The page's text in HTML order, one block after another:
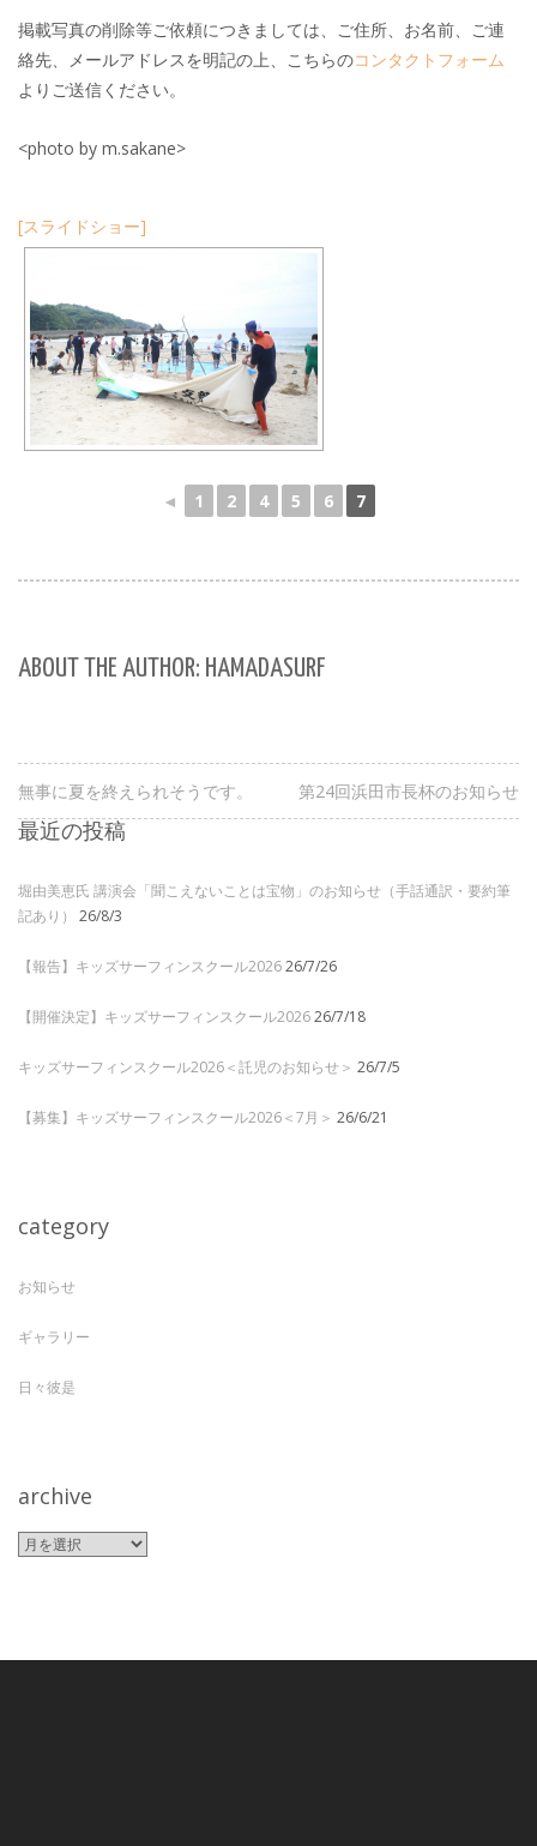
掲載写真の削除等ご依頼につきましては、ご住所、お名前、ご連
絡先、メールアドレスを明記の上、こちらのコンタクトフォーム
よりご送信ください。
<photo by m.sakane>
[スライドショー]
◄ 1 2 4 5 6 7
ABOUT THE AUTHOR: HAMADASURF
無事に夏を終えられそうです。 第24回浜田市長杯のお知らせ
最近の投稿
堀由美恵氏 講演会「聞こえないことは宝物」のお知らせ（手話通訳・要約筆
記あり）
26/8/3
【報告】キッズサーフィンスクール202626/7/26
【開催決定】キッズサーフィンスクール202626/7/18
キッズサーフィンスクール2026＜託児のお知らせ＞ 26/7/5
【募集】キッズサーフィンスクール2026＜7月＞ 26/6/21
category
お知らせ
ギャラリー
日々彼是
archive
archive